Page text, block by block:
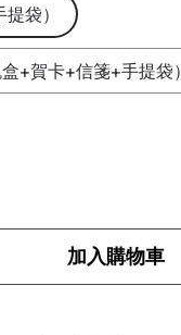
袋）
+賀卡+信箋+手提袋）
加入購物車